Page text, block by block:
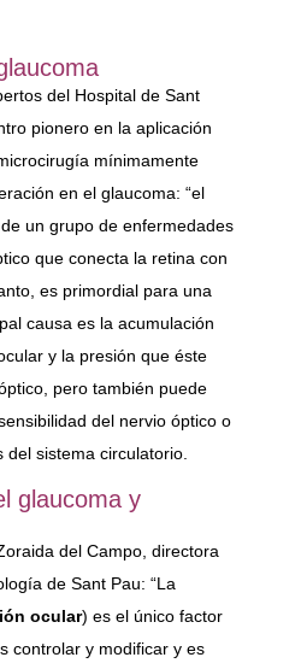
del Hospital de Sant
pionero en la aplicación
mínimamente
en el glaucoma: “el
un grupo de enfermedades
que conecta la retina con
es primordial para una
causa es la acumulación
y la presión que éste
pero también puede
del nervio óptico o
sistema circulatorio.
glaucoma y
del Campo, directora
de Sant Pau: “La
ocular) es el único factor
controlar y modificar y es